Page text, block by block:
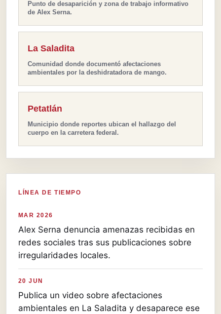
Punto de desaparición y zona de trabajo informativo
de Alex Serna.
La Saladita
Comunidad donde documentó afectaciones
ambientales por la deshidratadora de mango.
Petatlán
Municipio donde reportes ubican el hallazgo del
cuerpo en la carretera federal.
LÍNEA DE TIEMPO
MAR 2026
Alex Serna denuncia amenazas recibidas en
redes sociales tras sus publicaciones sobre
irregularidades locales.
20 JUN
Publica un video sobre afectaciones
ambientales en La Saladita y desaparece ese